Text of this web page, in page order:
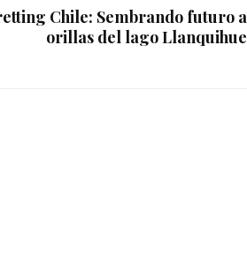
Chile: Sembrando futuro a
orillas del lago Llanquihue